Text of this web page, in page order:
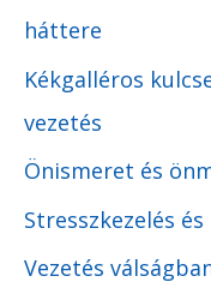
háttere
Kékgalléros
vezetés
Önismeret és
Stresszkezelés
Vezetés